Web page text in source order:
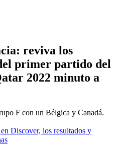
reviva los
primer partido del
2022 minuto a
F con un Bélgica y Canadá.
Discover, los resultados y